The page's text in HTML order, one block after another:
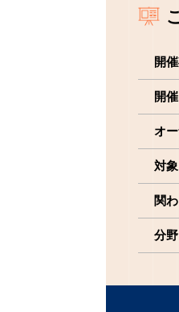
開
開
オ
対象
関
分野